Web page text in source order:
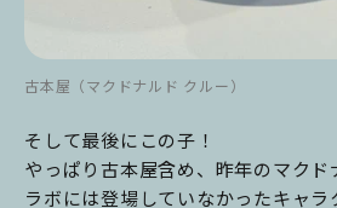
古本屋（マクドナルド クルー）
そして最後にこの子！
やっぱり古本屋含め、昨年のマク
ラボには登場していなかったキャラ